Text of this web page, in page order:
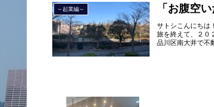
～起業編～ 「お腹空い
サトシこんにちは
旅を終えて、２０
品川区南大井で不